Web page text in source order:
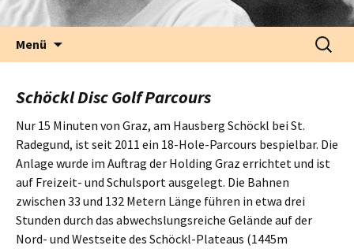
Menü
Suche
nach:
Schöckl Disc Golf Parcours
Nur 15 Minuten von Graz, am Hausberg Schöckl bei St.
Radegund, ist seit 2011 ein 18-Hole-Parcours bespielbar. Die
Anlage wurde im Auftrag der Holding Graz errichtet und ist
auf Freizeit- und Schulsport ausgelegt. Die Bahnen
zwischen 33 und 132 Metern Länge führen in etwa drei
Stunden durch das abwechslungsreiche Gelände auf der
Nord- und Westseite des Schöckl-Plateaus (1445m